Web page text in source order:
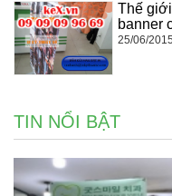
Thế
banner
25/06/2015
TIN NỔI BẬT